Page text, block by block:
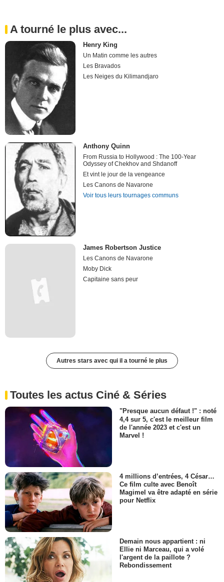
A tourné le plus avec...
Henry King
Un Matin comme les autres
Les Bravados
Les Neiges du Kilimandjaro
Anthony Quinn
From Russia to Hollywood : The 100-Year
Odyssey of Chekhov and Shdanoff
Et vint le jour de la vengeance
Les Canons de Navarone
Voir tous leurs tournages communs
James Robertson Justice
Les Canons de Navarone
Moby Dick
Capitaine sans peur
Autres stars avec qui il a tourné le plus
Toutes les actus Ciné & Séries
"Presque aucun défaut !" : noté
4,4 sur 5, c'est le meilleur film
de l'année 2023 et c'est un
Marvel !
4 millions d’entrées, 4 César…
Ce film culte avec Benoît
Magimel va être adapté en série
pour Netflix
Demain nous appartient : ni
Ellie ni Marceau, qui a volé
l'argent de la paillote ?
Rebondissement